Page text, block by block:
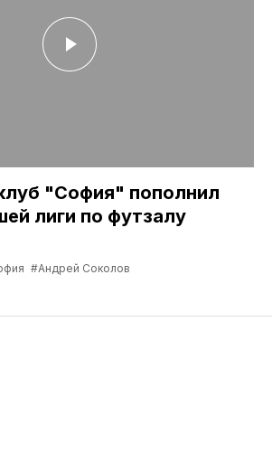
"София" пополнил
лиги по футзалу
#Андрей Соколов